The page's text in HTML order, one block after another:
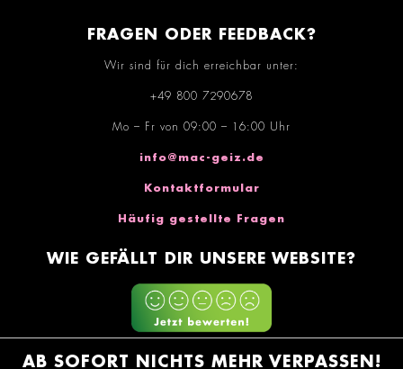
FRAGEN ODER FEEDBACK?
Wir sind für dich erreichbar unter:
+49 800 7290678
Mo – Fr von 09:00 – 16:00 Uhr
info@mac-geiz.de
Kontaktformular
Häufig gestellte Fragen
WIE GEFÄLLT DIR UNSERE WEBSITE?
AB SOFORT NICHTS MEHR VERPASSEN!